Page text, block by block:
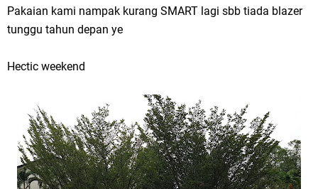
Pakaian kami nampak kurang SMART lagi sbb tiada blazer
tunggu tahun depan ye
Hectic weekend